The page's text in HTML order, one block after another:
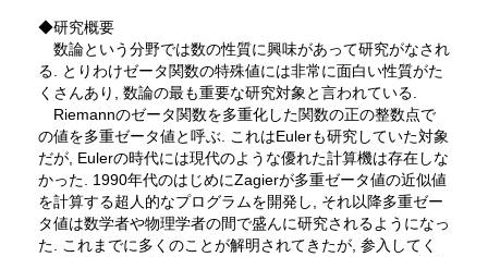
◆研究概要
数論という分野では数の性質に興味があって研究がなされ
る. とりわけゼータ関数の特殊値には非常に面白い性質がた
くさんあり, 数論の最も重要な研究対象と言われている.
Riemannのゼータ関数を多重化した関数の正の整数点で
の値を多重ゼータ値と呼ぶ. これはEulerも研究していた対象
だが, Eulerの時代には現代のような優れた計算機は存在しな
かった. 1990年代のはじめにZagierが多重ゼータ値の近似値
を計算する超人的なプログラムを開発し, それ以降多重ゼー
タ値は数学者や物理学者の間で盛んに研究されるようになっ
た. これまでに多くのことが解明されてきたが, 参入してく